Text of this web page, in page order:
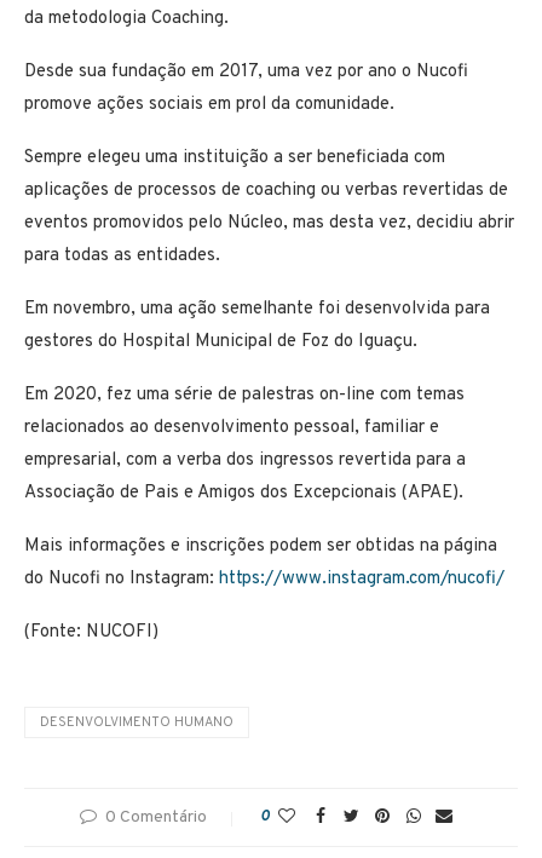
da metodologia Coaching.
Desde sua fundação em 2017, uma vez por ano o Nucofi
promove ações sociais em prol da comunidade.
Sempre elegeu uma instituição a ser beneficiada com
aplicações de processos de coaching ou verbas revertidas de
eventos promovidos pelo Núcleo, mas desta vez, decidiu abrir
para todas as entidades.
Em novembro, uma ação semelhante foi desenvolvida para
gestores do Hospital Municipal de Foz do Iguaçu.
Em 2020, fez uma série de palestras on-line com temas
relacionados ao desenvolvimento pessoal, familiar e
empresarial, com a verba dos ingressos revertida para a
Associação de Pais e Amigos dos Excepcionais (APAE).
Mais informações e inscrições podem ser obtidas na página
do Nucofi no Instagram: https://www.instagram.com/nucofi/
(Fonte: NUCOFI)
DESENVOLVIMENTO HUMANO
0 Comentário 0